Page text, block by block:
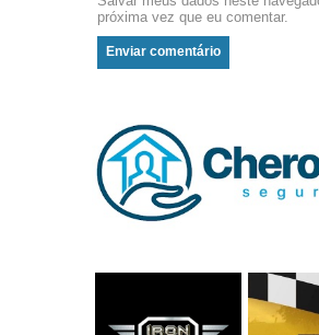
próxima vez que eu comentar.